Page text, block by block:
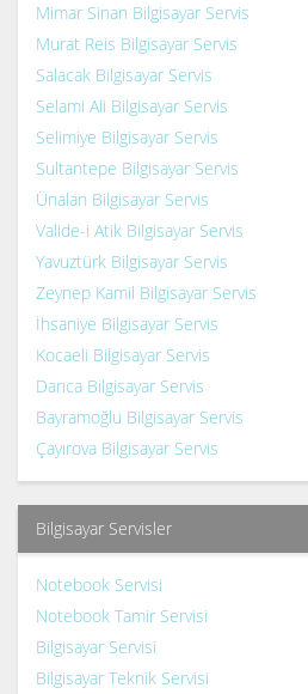
Mimar Sinan Bilgisayar Servis
Murat Reis Bilgisayar Servis
Salacak Bilgisayar Servis
Selami Ali Bilgisayar Servis
Selimiye Bilgisayar Servis
Sultantepe Bilgisayar Servis
Ünalan Bilgisayar Servis
Valide-i Atik Bilgisayar Servis
Yavuztürk Bilgisayar Servis
Zeynep Kamil Bilgisayar Servis
İhsaniye Bilgisayar Servis
Kocaeli Bilgisayar Servis
Darıca Bilgisayar Servis
Bayramoğlu Bilgisayar Servis
Çayırova Bilgisayar Servis
Bilgisayar Servisler
Notebook Servisi
Notebook Tamir Servisi
Bilgisayar Servisi
Bilgisayar Teknik Servisi